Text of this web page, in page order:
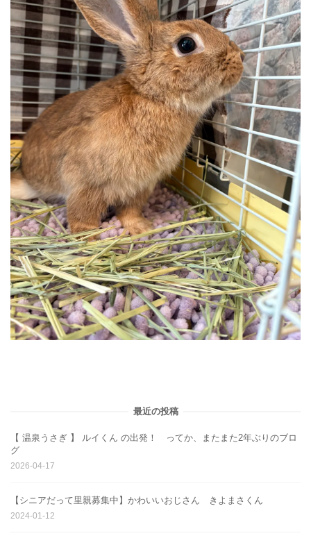
最近の投稿
【 温泉うさぎ 】 ルイくん の出発！ ってか、またまた2年ぶりのブロ
グ
2026-04-17
【シニアだって里親募集中】かわいいおじさん きよまさくん
2024-01-12